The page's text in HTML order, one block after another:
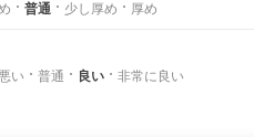
普通 少し厚め 厚め
い 普通 良い 非常に良い